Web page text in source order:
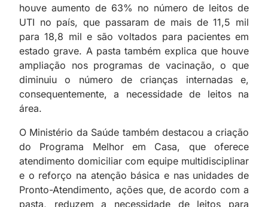
houve aumento de 63% no número de leitos de
UTI no país, que passaram de mais de 11,5 mil
para 18,8 mil e são voltados para pacientes em
estado grave. A pasta também explica que houve
ampliação nos programas de vacinação, o que
diminuiu o número de crianças internadas e,
consequentemente, a necessidade de leitos na
área.
O Ministério da Saúde também destacou a criação
do Programa Melhor em Casa, que oferece
atendimento domiciliar com equipe multidisciplinar
e o reforço na atenção básica e nas unidades de
Pronto-Atendimento, ações que, de acordo com a
pasta, reduzem a necessidade de leitos para